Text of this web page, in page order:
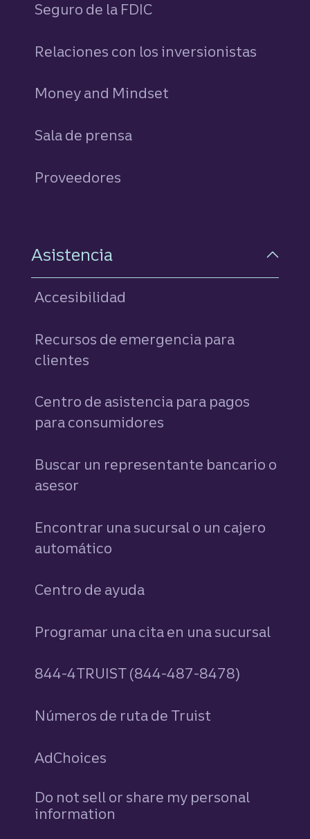
Seguro de la FDIC
Relaciones con los inversionistas
Money and Mindset
Sala de prensa
Proveedores
Asistencia
Accesibilidad
Recursos de emergencia para
clientes
Centro de asistencia para pagos
para consumidores
Buscar un representante bancario o
asesor
Encontrar una sucursal o un cajero
automático
Centro de ayuda
Programar una cita en una sucursal
844-4TRUIST (844-487-8478)
Números de ruta de Truist
AdChoices
Do not sell or share my personal
information